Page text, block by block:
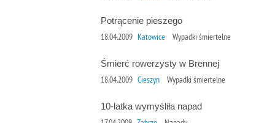
Potrącenie pieszego
18.04.2009 Katowice Wypadki śmiertelne
Śmierć rowerzysty w Brennej
18.04.2009 Cieszyn Wypadki śmiertelne
10-latka wymyśliła napad